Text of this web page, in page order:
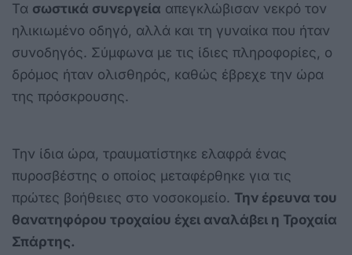
Τα σωστικά συνεργεία απεγκλώβισαν νεκρό τον
ηλικιωμένο οδηγό, αλλά και τη γυναίκα που ήταν
συνοδηγός. Σύμφωνα με τις ίδιες πληροφορίες, ο
δρόμος ήταν ολισθηρός, καθώς έβρεχε την ώρα
της πρόσκρουσης.
Την ίδια ώρα, τραυματίστηκε ελαφρά ένας
πυροσβέστης ο οποίος μεταφέρθηκε για τις
πρώτες βοήθειες στο νοσοκομείο. Την έρευνα του
θανατηφόρου τροχαίου έχει αναλάβει η Τροχαία
Σπάρτης.